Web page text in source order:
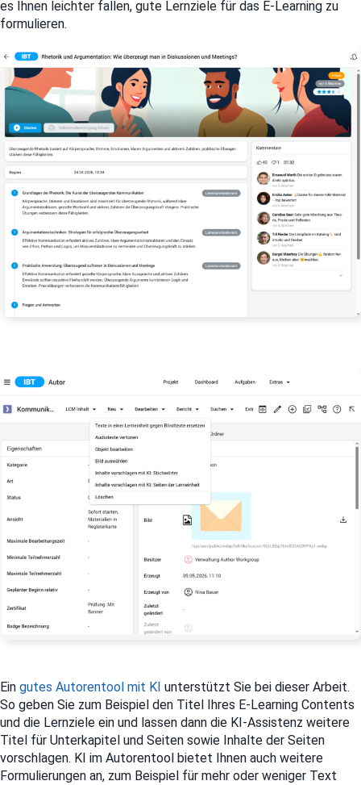
es Ihnen leichter fallen, gute Lernziele für das E-Learning zu
formulieren.
Ein gutes Autorentool mit KI unterstützt Sie bei dieser Arbeit.
So geben Sie zum Beispiel den Titel Ihres E-Learning Contents
und die Lernziele ein und lassen dann die KI-Assistenz weitere
Titel für Unterkapitel und Seiten sowie Inhalte der Seiten
vorschlagen. KI im Autorentool bietet Ihnen auch weitere
Formulierungen an, zum Beispiel für mehr oder weniger Text